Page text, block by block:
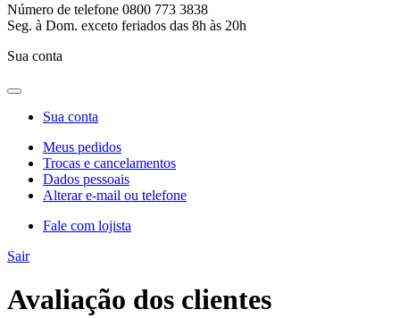
Número de telefone 0800 773 3838
Seg. à Dom. exceto feriados das 8h às 20h
Sua conta
Sua conta
Meus pedidos
Trocas e cancelamentos
Dados pessoais
Alterar e-mail ou telefone
Fale com lojista
Sair
Avaliação dos clientes